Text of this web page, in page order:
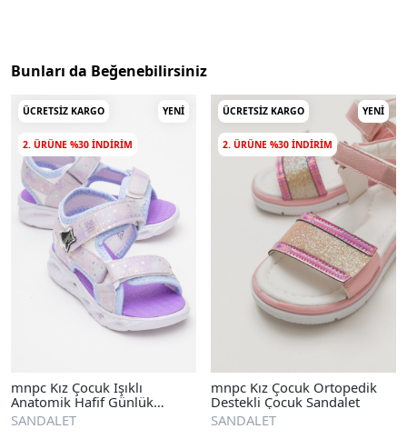
Bunları da Beğenebilirsiniz
ÜCRETSIZ KARGO YENI
2. ÜRÜNE %30 INDIRIM
mnpc Kız Çocuk Işıklı
Anatomik Hafif Günlük
Sandalet
SANDALET
ÜCRETSIZ KARGO YENI
2. ÜRÜNE %30 INDIRIM
mnpc Kız Çocuk Ortopedik
Destekli Çocuk Sandalet
SANDALET